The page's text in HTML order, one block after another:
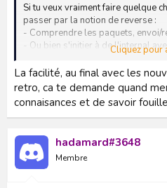
Si tu veux vraiment faire quelque
passer par la notion de reverse :
- Comprendre les paquets, envoi/
- Ou bien s'initier à de l'internal
mal l'AS dont pas sur non plus
je vois pas pourquoi ce ne serait
Cliquez pour
La facilité, au final avec les
retro, ca te demande quand
connaisances et de savoir
hadamard#3648
Membre